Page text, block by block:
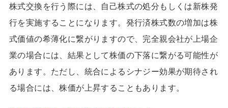
株式交換を行う際には、自己株式の処分もしくは新株発
行を実施することになります。発行済株式数の増加は株
式価値の希薄化に繋がりますので、完全親会社が上場企
業の場合には、結果として株価の下落に繋がる可能性が
あります。ただし、統合によるシナジー効果が期待され
る場合には、株価が上昇することもあります。